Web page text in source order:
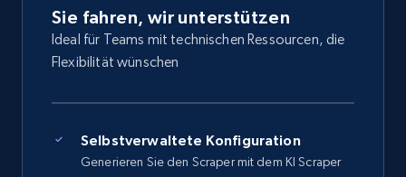
Sie fahren, wir unterstützen
Ideal für Teams mit technischen Ressourcen, die
Flexibilität wünschen
Selbstverwaltete Konfiguration
Generieren Sie den Scraper mit dem KI Scraper